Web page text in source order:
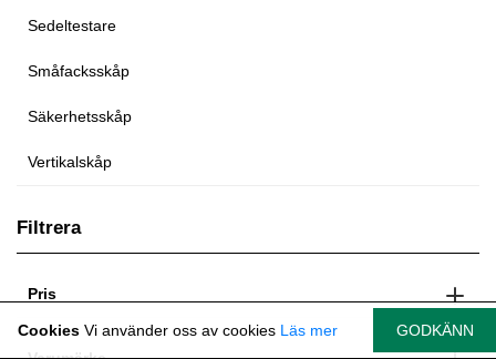
Sedeltestare
Småfacksskåp
Säkerhetsskåp
Vertikalskåp
Filtrera
Pris
Cookies Vi använder oss av cookies Läs mer GODKÄNN